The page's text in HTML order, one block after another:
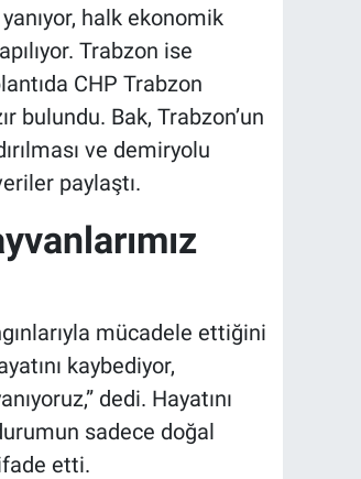
halk ekonomik
Trabzon ise
CHP Trabzon
bulundu. Bak, Trabzon’un
ve demiryolu
paylaştı.
mücadele ettiğini
kaybediyor,
dedi. Hayatını
sadece doğal
etti.